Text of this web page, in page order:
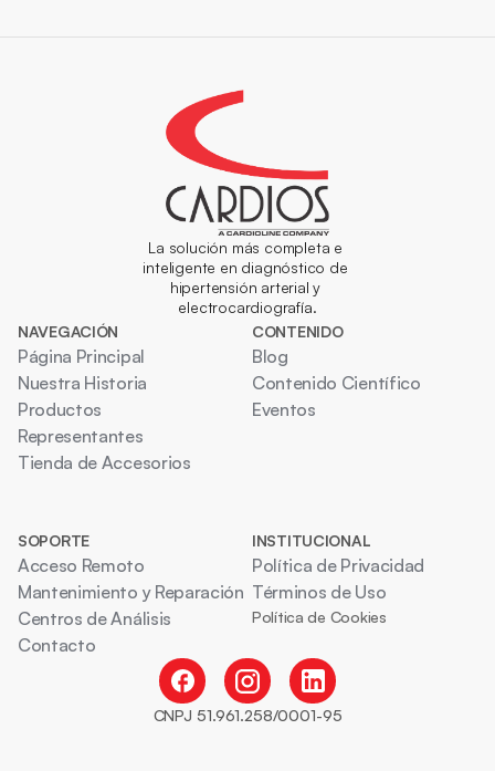
La solución más completa e
inteligente en diagnóstico de
hipertensión arterial y
electrocardiografía.
NAVEGACIÓN
Página Principal
Nuestra Historia
Productos
Representantes
Tienda de Accesorios
CONTENIDO
Blog
Contenido Científico
Eventos
SOPORTE
Acceso Remoto
Mantenimiento y Reparación
Centros de Análisis
Contacto
INSTITUCIONAL
Política de Privacidad
Términos de Uso
Política de Cookies
CNPJ 51.961.258/0001-95